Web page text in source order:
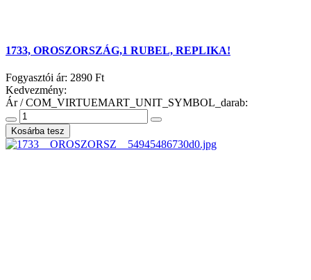
1733, OROSZORSZÁG,1 RUBEL, REPLIKA!
Fogyasztói ár: 2890 Ft
Kedvezmény:
Ár / COM_VIRTUEMART_UNIT_SYMBOL_darab: